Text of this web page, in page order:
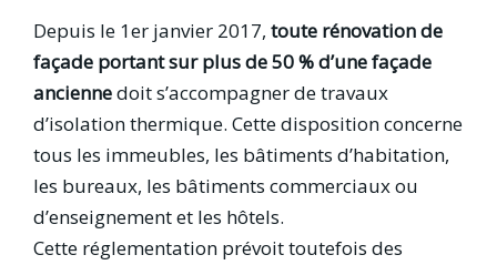
Depuis le 1er janvier 2017, toute rénovation de
façade portant sur plus de 50 % d’une façade
anciennedoit s’accompagner de travaux
d’isolation thermique. Cette disposition concerne
tous les immeubles, les bâtiments d’habitation,
les bureaux, les bâtiments commerciaux ou
d’enseignement et les hôtels.
Cette réglementation prévoit toutefois des